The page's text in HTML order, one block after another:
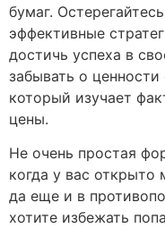
бумаг.
эффективные
достичь успеха в
забывать о ценности
который изучает
цены.
Не очень простая
когда у вас
да еще и в
хотите избежать